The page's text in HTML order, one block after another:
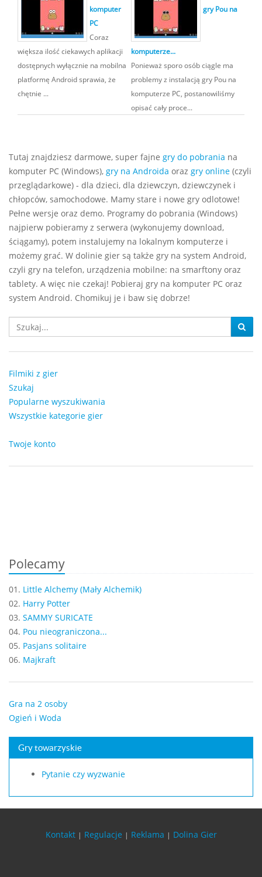
komputer
PC
Coraz
większa ilość ciekawych aplikacji
dostępnych wyłącznie na mobilna
platformę Android sprawia, że
chętnie ...
gry Pou na
komputerze...
Ponieważ sporo osób ciągle ma
problemy z instalacją gry Pou na
komputerze PC, postanowiliśmy
opisać cały proce...
Tutaj znajdziesz darmowe, super fajne gry do pobrania na
komputer PC (Windows), gry na Androida oraz gry online (czyli
przeglądarkowe) - dla dzieci, dla dziewczyn, dziewczynek i
chłopców, samochodowe. Mamy stare i nowe gry odlotowe!
Pełne wersje oraz demo. Programy do pobrania (Windows)
najpierw pobieramy z serwera (wykonujemy download,
ściągamy), potem instalujemy na lokalnym komputerze i
możemy grać. W dolinie gier są także gry na system Android,
czyli gry na telefon, urządzenia mobilne: na smarftony oraz
tablety. A więc nie czekaj! Pobieraj gry na komputer PC oraz
system Android. Chomikuj je i baw się dobrze!
Filmiki z gier
Szukaj
Popularne wyszukiwania
Wszystkie kategorie gier
Twoje konto
Polecamy
01. Little Alchemy (Mały Alchemik)
02. Harry Potter
03. SAMMY SURICATE
04. Pou nieograniczona...
05. Pasjans solitaire
06. Majkraft
Gra na 2 osoby
Ogień i Woda
Gry towarzyskie
Pytanie czy wyzwanie
Kontakt | Regulacje | Reklama | Dolina Gier